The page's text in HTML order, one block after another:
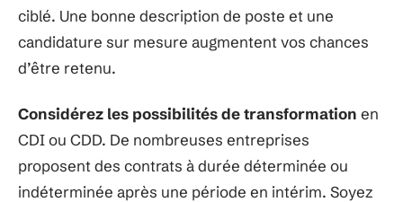
ciblé. Une bonne description de poste et une
candidature sur mesure augmentent vos chances
d’être retenu.
Considérez les possibilités de transformation en
CDI ou CDD. De nombreuses entreprises
proposent des contrats à durée déterminée ou
indéterminée après une période en intérim. Soyez